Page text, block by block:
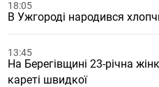
18:05
В Ужгороді народився
13:45
На Берегівщині 23-річна
кареті швидкої